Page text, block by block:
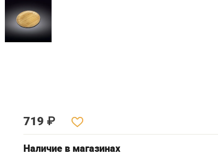
719 ₽
Наличие в магазинах